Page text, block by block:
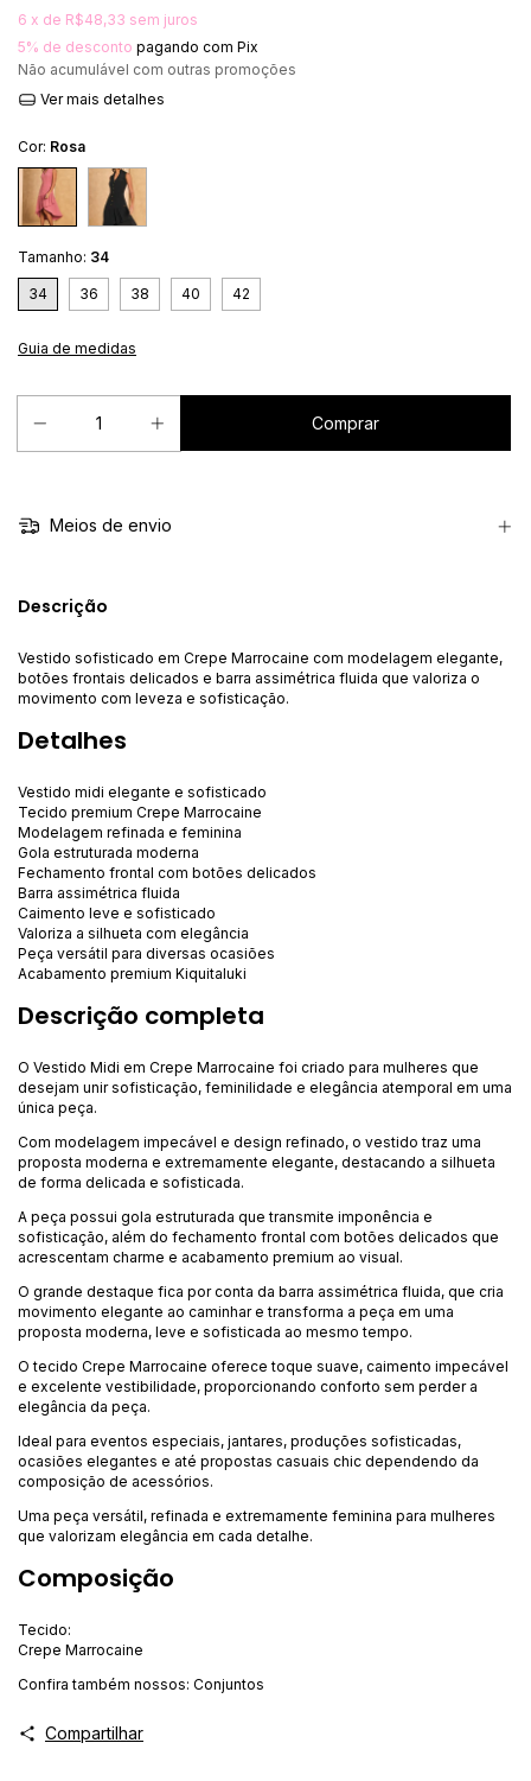
6 x de R$48,33 sem juros
5% de desconto pagando com Pix
Não acumulável com outras promoções
Ver mais detalhes
Cor: Rosa
Tamanho: 34
34 36 38 40 42
Guia de medidas
Meios de envio
Descrição
Vestido sofisticado em Crepe Marrocaine com modelagem elegante,
botões frontais delicados e barra assimétrica fluida que valoriza o
movimento com leveza e sofisticação.
Detalhes
Vestido midi elegante e sofisticado
Tecido premium Crepe Marrocaine
Modelagem refinada e feminina
Gola estruturada moderna
Fechamento frontal com botões delicados
Barra assimétrica fluida
Caimento leve e sofisticado
Valoriza a silhueta com elegância
Peça versátil para diversas ocasiões
Acabamento premium Kiquitaluki
Descrição completa
O Vestido Midi em Crepe Marrocaine foi criado para mulheres que
desejam unir sofisticação, feminilidade e elegância atemporal em uma
única peça.
Com modelagem impecável e design refinado, o vestido traz uma
proposta moderna e extremamente elegante, destacando a silhueta
de forma delicada e sofisticada.
A peça possui gola estruturada que transmite imponência e
sofisticação, além do fechamento frontal com botões delicados que
acrescentam charme e acabamento premium ao visual.
O grande destaque fica por conta da barra assimétrica fluida, que cria
movimento elegante ao caminhar e transforma a peça em uma
proposta moderna, leve e sofisticada ao mesmo tempo.
O tecido Crepe Marrocaine oferece toque suave, caimento impecável
e excelente vestibilidade, proporcionando conforto sem perder a
elegância da peça.
Ideal para eventos especiais, jantares, produções sofisticadas,
ocasiões elegantes e até propostas casuais chic dependendo da
composição de acessórios.
Uma peça versátil, refinada e extremamente feminina para mulheres
que valorizam elegância em cada detalhe.
Composição
Tecido:
Crepe Marrocaine
Confira também nossos: Conjuntos
Compartilhar